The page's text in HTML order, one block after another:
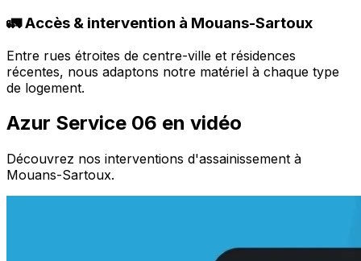
🚛 Accès & intervention à Mouans-Sartoux
Entre rues étroites de centre-ville et résidences
récentes, nous adaptons notre matériel à chaque type
de logement.
Azur Service 06 en vidéo
Découvrez nos interventions d'assainissement à
Mouans-Sartoux.